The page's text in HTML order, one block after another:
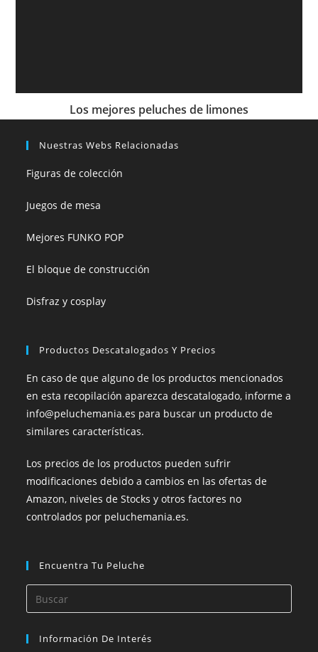
Los mejores peluches de limones
Nuestras Webs Relacionadas
Figuras de colección
Juegos de mesa
Mejores FUNKO POP
El bloque de construcción
Disfraz y cosplay
Productos Descatalogados Y Precios
En caso de que alguno de los productos mencionados
en esta recopilación aparezca descatalogado, informe a
info@peluchemania.es para buscar un producto de
similares características.
Los precios de los productos pueden sufrir
modificaciones debido a cambios en las ofertas de
Amazon, niveles de Stocks y otros factores no
controlados por peluchemania.es.
Encuentra Tu Peluche
Información De Interés